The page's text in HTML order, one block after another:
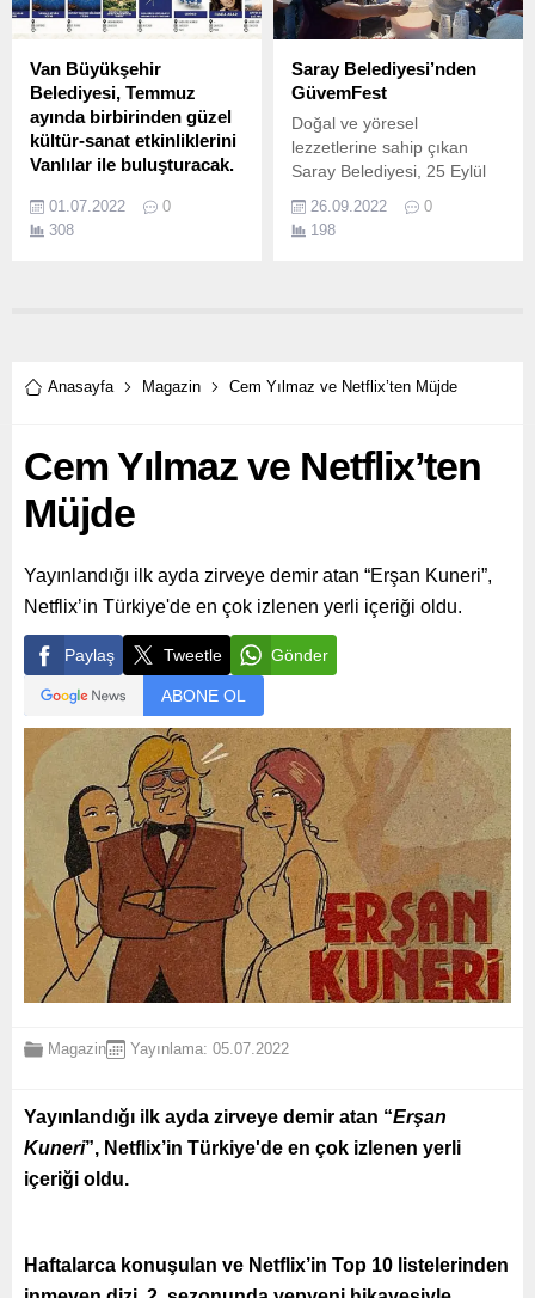
Van Büyükşehir
Belediyesi, Temmuz
ayında birbirinden güzel
kültür-sanat etkinliklerini
Vanlılar ile buluşturacak.
hazırlamış olduğu kültür
sanat takvimiyle her ay
01.07.2022
0
308
Saray Belediyesi’nden
GüvemFest
Doğal ve yöresel
lezzetlerine sahip çıkan
Saray Belediyesi, 25 Eylül
1’inci Güvem Festivali’ni
gerçekleştirdi.
26.09.2022
0
198
Anasayfa Magazin Cem Yılmaz ve Netflix’ten Müjde
Cem Yılmaz ve Netflix’ten
Müjde
Yayınlandığı ilk ayda zirveye demir atan “Erşan Kuneri”,
Netflix’in Türkiye'de en çok izlenen yerli içeriği oldu.
Paylaş Tweetle Gönder
ABONE OL
Magazin Yayınlama: 05.07.2022
Yayınlandığı ilk ayda zirveye demir atan “Erşan
Kuneri”, Netflix’in Türkiye'de en çok izlenen yerli
içeriği oldu.
Haftalarca konuşulan ve Netflix’in Top 10 listelerinden